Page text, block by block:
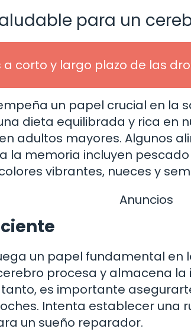
para un
a corto y largo plazo de las
un papel crucial en la
dieta equilibrada y rica en
adultos mayores. Algunos
la memoria incluyen
vibrantes, nueces y
Anuncios
un papel fundamental en
procesa y almacena
tanto, es importante
Intenta establecer una
un sueño reparador.